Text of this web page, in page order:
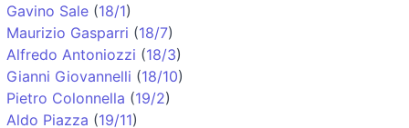
Gavino Sale (18/1)
Maurizio Gasparri (18/7)
Alfredo Antoniozzi (18/3)
Gianni Giovannelli (18/10)
Pietro Colonnella (19/2)
Aldo Piazza (19/11)